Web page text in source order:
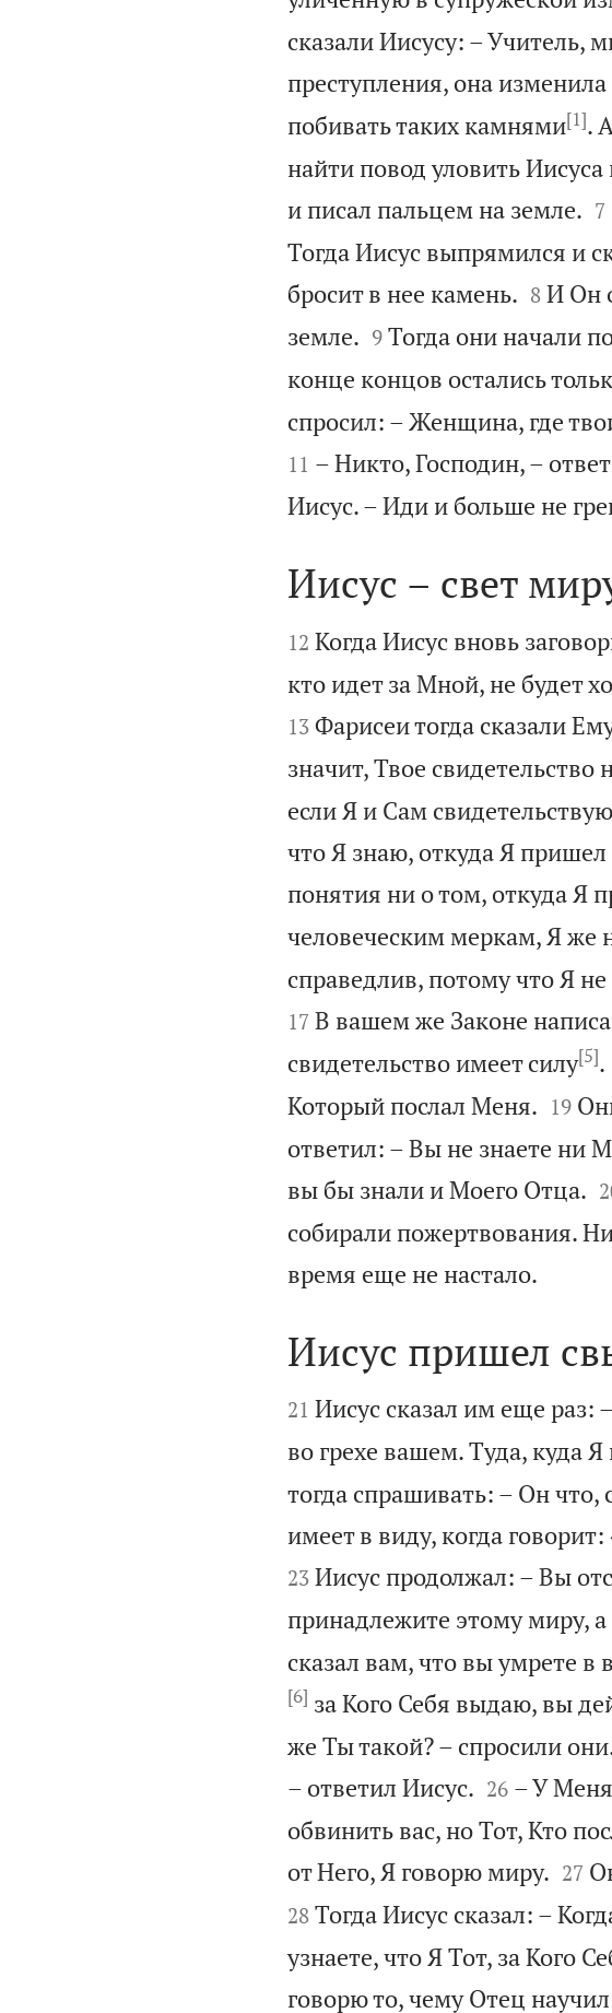
сказали Иисусу: – Учитель,
преступления, она
побивать таких камнями[1].
найти повод уловить
и писал пальцем на земле.
7
Тогда Иисус выпрямился и
бросит в нее камень.
8 И Он
земле.
9 Тогда они начали
конце концов остались
спросил: – Женщина, где
11 – Никто, Господин, –
Иисус. – Иди и больше не

Иисус – свет

12 Когда Иисус вновь
кто идет за Мной, не будет
13 Фарисеи тогда сказали
значит, Твое свидетельство
если Я и Сам
что Я знаю, откуда Я
понятия ни о том, откуда Я
человеческим меркам, Я же
справедлив, потому что Я
17 В вашем же Законе
свидетельство имеет силу[5].
Который послал Меня.
19
ответил: – Вы не знаете ни
вы бы знали и Моего Отца.
собирали пожертвования.
время еще не настало.

Иисус пришел

21 Иисус сказал им еще раз:
во грехе вашем. Туда, куда
тогда спрашивать: – Он
имеет в виду, когда
23 Иисус продолжал: – Вы
принадлежите этому миру,
сказал вам, что вы умрете в
[6] за Кого Себя выдаю, вы
же Ты такой? – спросили
– ответил Иисус.
26 – У Меня
обвинить вас, но Тот, Кто
от Него, Я говорю миру.
27
28 Тогда Иисус сказал: –
узнаете, что Я Тот, за Кого
говорю то, чему Отец